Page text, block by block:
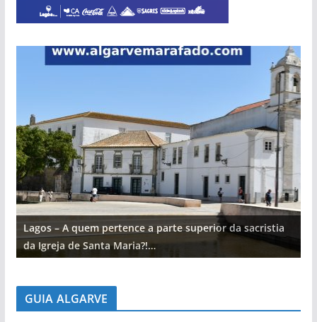
Lagos – A quem pertence a parte superior da sacristia
da Igreja de Santa Maria?!…
GUIA ALGARVE